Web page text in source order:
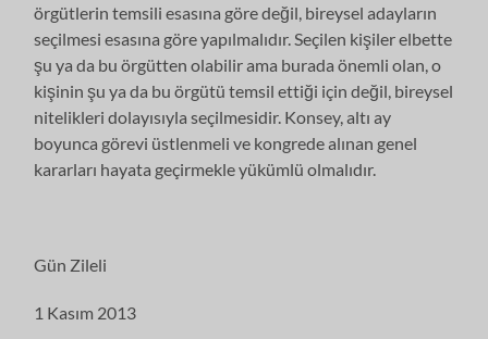
örgütlerin temsili esasına göre değil, bireysel adayların
seçilmesi esasına göre yapılmalıdır. Seçilen kişiler elbette
şu ya da bu örgütten olabilir ama burada önemli olan, o
kişinin şu ya da bu örgütü temsil ettiği için değil, bireysel
nitelikleri dolayısıyla seçilmesidir. Konsey, altı ay
boyunca görevi üstlenmeli ve kongrede alınan genel
kararları hayata geçirmekle yükümlü olmalıdır.
Gün Zileli
1 Kasım 2013